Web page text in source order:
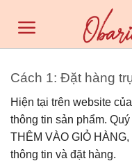
Cách 1: Đặt hàng
Hiện tại trên website
thông tin sản phẩm.
THÊM VÀO GIỎ
thông tin và đặt hàng.